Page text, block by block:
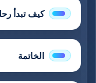
كيف تبدأ
الخاتمة